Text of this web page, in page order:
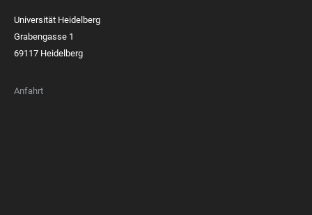
Universität Heidelberg
Grabengasse 1
69117 Heidelberg
Anfahrt